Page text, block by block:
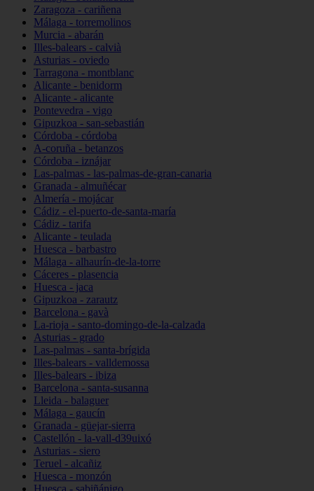
Zaragoza - cariñena
Málaga - torremolinos
Murcia - abarán
Illes-balears - calvià
Asturias - oviedo
Tarragona - montblanc
Alicante - benidorm
Alicante - alicante
Pontevedra - vigo
Gipuzkoa - san-sebastián
Córdoba - córdoba
A-coruña - betanzos
Córdoba - iznájar
Las-palmas - las-palmas-de-gran-canaria
Granada - almuñécar
Almería - mojácar
Cádiz - el-puerto-de-santa-maría
Cádiz - tarifa
Alicante - teulada
Huesca - barbastro
Málaga - alhaurín-de-la-torre
Cáceres - plasencia
Huesca - jaca
Gipuzkoa - zarautz
Barcelona - gavà
La-rioja - santo-domingo-de-la-calzada
Asturias - grado
Las-palmas - santa-brígida
Illes-balears - valldemossa
Illes-balears - ibiza
Barcelona - santa-susanna
Lleida - balaguer
Málaga - gaucín
Granada - güejar-sierra
Castellón - la-vall-d39uixó
Asturias - siero
Teruel - alcañiz
Huesca - monzón
Huesca - sabiñánigo